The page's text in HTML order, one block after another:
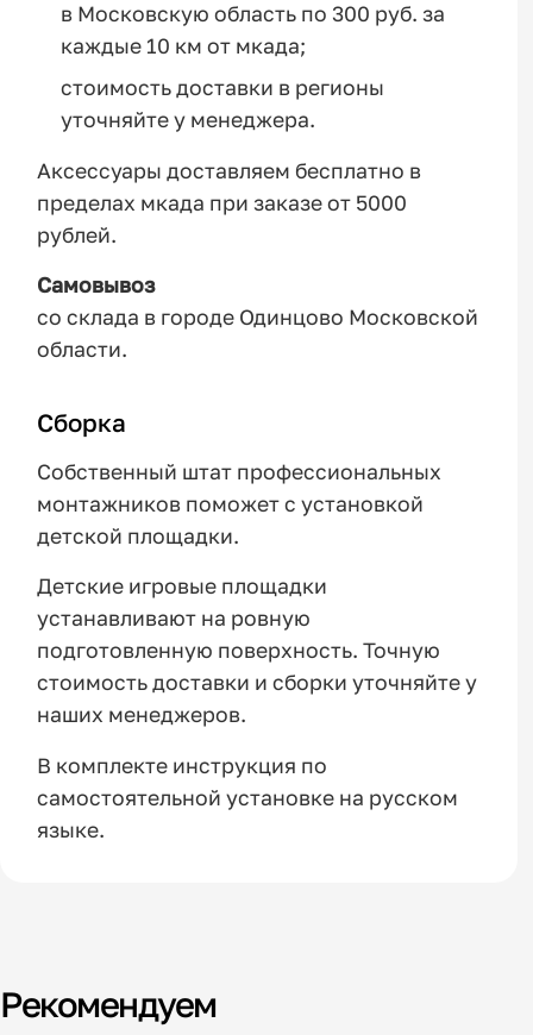
в Московскую область по 300 руб. за
каждые 10 км от мкада;
стоимость доставки в регионы
уточняйте у менеджера.
Аксессуары доставляем бесплатно в
пределах мкада при заказе от 5000
рублей.
Самовывоз
со склада в городе Одинцово Московской
области.
Сборка
Собственный штат профессиональных
монтажников поможет с установкой
детской площадки.
Детские игровые площадки
устанавливают на ровную
подготовленную поверхность. Точную
стоимость доставки и сборки уточняйте у
наших менеджеров.
В комплекте инструкция по
самостоятельной установке на русском
языке.
Рекомендуем